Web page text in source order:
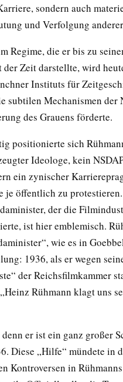
sondern auch
und Verfolgung
Regime, die er bis zu
Zeit darstellte, wird
Instituts für
subtilen Mechanismen der
des Grauens förderte.
positionierte sich
Ideologe, kein
ein zynischer
je öffentlich zu
der die
ist hier emblemisch.
wie es in
1936, als er wegen
der Reichsfilmkammer
Rühmann klagt uns
er ist ein ganz großer
Diese „Hilfe“ mündete in
Kontroversen in